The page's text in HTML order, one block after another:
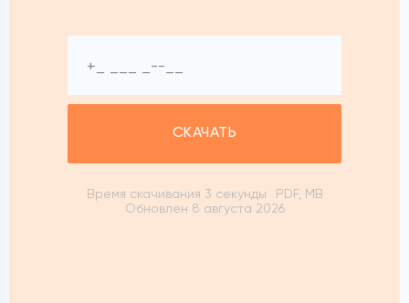
СКАЧАТЬ
Время скачивания 3 секунды
PDF, MB
Обновлен 8 августа 2026